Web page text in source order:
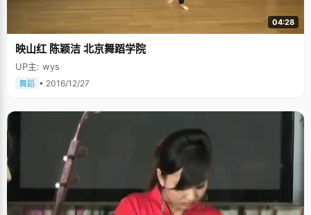
从不开夜车，也不赞同那种猫头鹰式的学习方法，她说精力充分才能更好学
习，"其实学习就是两个词，&lsquo;用心&rsquo;和&lsquo;效率&rsquo;"。简
都吸收进去。老师讲的东西都是最基本的，最重要的，如果连根基都不打
好，如何添砖加瓦呢？听课之余还要开动脑子，想一想今天所讲知识在整个
体系中的位置，如何跟其他知识联系起来等等。所以，常方舟用心的上40分
钟的课，比一般人要累得多，但是省去了课后花时间反复复习的麻烦，可以
试，成绩虽然在不断上升，但是上升的空间越来越小，为某次小小的失误也
会患得患失。这时，常方舟为自己制定了一份计划，将每一天的复习任务和
每一科安排的时间都详细记录下来，勉励自己按照计划来完成学习。常方舟
告诉自己，抛开所有好的或者不好的情绪，认真安心的完成计划就好，哪怕
每天只看到一点点细微的进步也是好的。就这样，在不知不觉中，常方舟度
过了最艰难的时期。 面对高考前狂轰滥炸般的考试，常方舟每一次考试都当
成一次真实的演习，输了才能更好的找出自己的破绽加以修补，而赢了只是
对自己实力的肯定，当真正面对高考的时候，常方舟已经身经百战，心态也
演练得非常平稳了，在高考中发挥出了自己全部的实力，"心态是很玄妙的东
04:28
映山红 陈颖洁 北京舞蹈学院
UP主: wys
舞蹈 • 2016/12/27